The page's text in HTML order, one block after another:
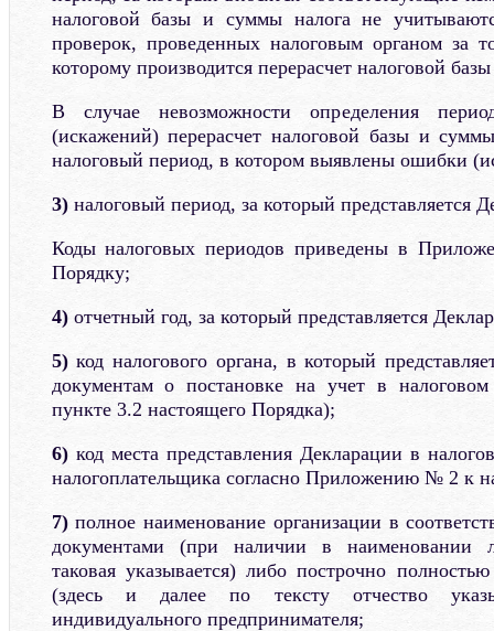
налоговой базы и суммы налога не
проверок, проведенных налоговым органом за
которому производится перерасчет налоговой
В случае невозможности определения
(искажений) перерасчет налоговой базы и
налоговый период, в котором выявлены ошибки
3)налоговый период, за который представляется
Коды налоговых периодов приведены в
Порядку;
4)отчетный год, за который представляется
5)код налогового органа, в который
документам о постановке на учет в
пункте 3.2 настоящего Порядка);
6)код места представления Декларации в
налогоплательщика согласно Приложению № 2 к
7)полное наименование организации в
документами (при наличии в наименовании
таковая указывается) либо построчно
(здесь и далее по тексту отчество
индивидуального предпринимателя;